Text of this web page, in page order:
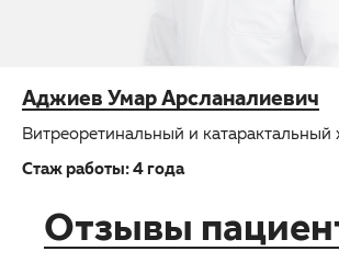
Аджиев Умар Арсланалиевич
Витреоретинальный и катарактальный
Стаж работы: 4 года
Отзывы